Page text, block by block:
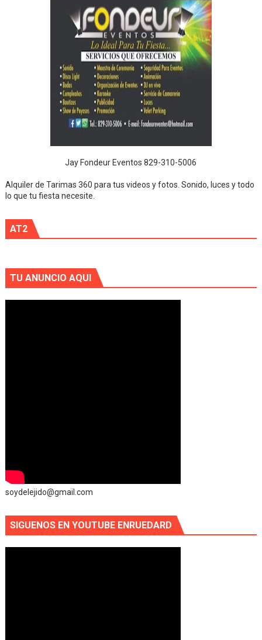
Jay Fondeur Eventos 829-310-5006
Alquiler de Tarimas 360 para tus videos y fotos. Sonido, luces y todo
lo que tu fiesta necesite.
AT2
TU ANUNCIO AQUI
soydelejido@gmail.com
SIGUENOS EN YOUTUBE ENRUEDARD